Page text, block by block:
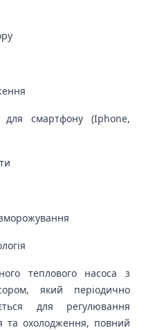
для смартфону (Iphone,
теплового насоса з
який періодично
для регулювання
та охолодження, повний